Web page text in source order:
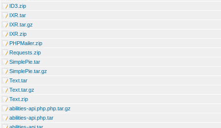
ID3.zip
IXR.tar
IXR.tar.gz
IXR.zip
PHPMailer.zip
Requests.zip
SimplePie.tar
SimplePie.tar.gz
Text.tar
Text.tar.gz
Text.zip
abilities-api.php.php.tar.gz
abilities-api.php.tar